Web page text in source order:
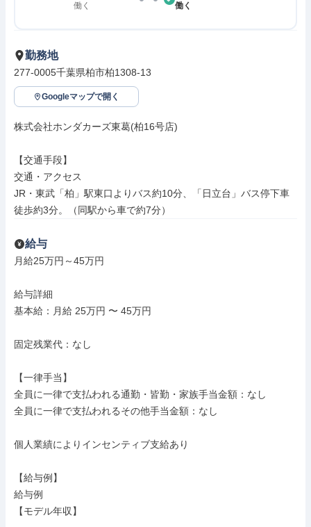
働く
働く
勤務地
277-0005千葉県柏市柏1308-13
Googleマップで開く
株式会社ホンダカーズ東葛(柏16号店)
【交通手段】
交通・アクセス
JR・東武「柏」駅東口よりバス約10分、「日立台」バス停下車
徒歩約3分。（同駅から車で約7分）
給与
月給25万円～45万円
給与詳細
基本給：月給 25万円 〜 45万円
固定残業代：なし
【一律手当】
全員に一律で支払われる通勤・皆勤・家族手当金額：なし
全員に一律で支払われるその他手当金額：なし
個人業績によりインセンティブ支給あり
【給与例】
給与例
【モデル年収】